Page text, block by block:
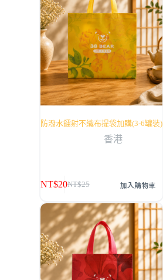
防潑水鐳射不織布提袋加購(3-6罐裝)
香港
NT$25
NT$20 加入購物車